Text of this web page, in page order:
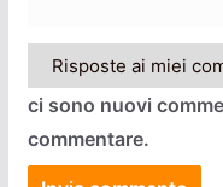
ci sono nuovi
commentare.